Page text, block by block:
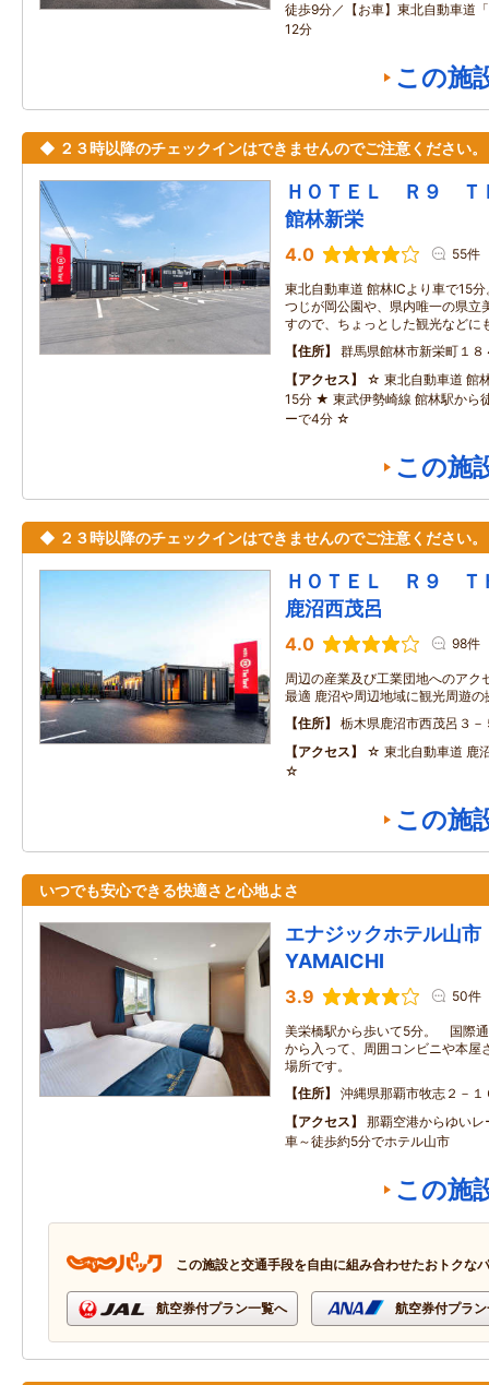
徒歩9分／【お車】東北自動車道
12分
この施
◆ ２３時以降のチェックインはできませんのでご注意ください。
ＨＯＴＥＬ Ｒ９
館林新栄
4.0 55件
東北自動車道 館林ICより車で15
つじが岡公園や、県内唯一の県立
すので、ちょっとした観光などに
住所
群馬県館林市新栄町１８
アクセス
☆ 東北自動車道 館
15分 ★ 東武伊勢崎線 館林駅から
ーで4分 ☆
この施
◆ ２３時以降のチェックインはできませんのでご注意ください。
ＨＯＴＥＬ Ｒ９
鹿沼西茂呂
4.0 98件
周辺の産業及び工業団地へのアク
最適 鹿沼や周辺地域に観光周遊
住所
栃木県鹿沼市西茂呂３－
アクセス
☆ 東北自動車道 鹿
☆
この施
いつでも安心できる快適さと心地よさ
エナジックホテル山
YAMAICHI
3.9 50件
美栄橋駅から歩いて5分。 国際
から入って、周囲コンビニや本屋
場所です。
住所
沖縄県那覇市牧志２－１
アクセス
那覇空港からゆい
車～徒歩約5分でホテル山市
この施
この施設と交通手段を自由に組み合わせたおトクな
航空券付プラン一覧へ 航空券付プラ